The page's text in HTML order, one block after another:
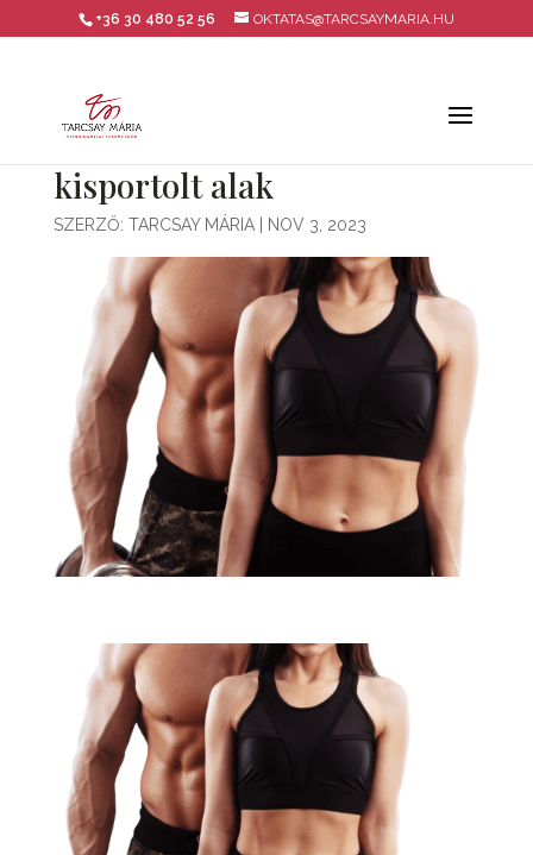
+36 30 480 52 56 OKTATAS@TARCSAYMARIA.HU
kisportolt alak
SZERZŐ: TARCSAY MÁRIA| NOV 3, 2023